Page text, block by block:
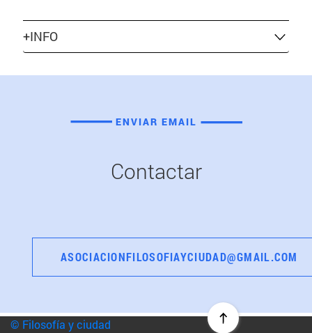
+INFO
ENVIAR EMAIL
Contactar
ASOCIACIONFILOSOFIAYCIUDAD@GMAIL.COM
© Filosofía y ciudad